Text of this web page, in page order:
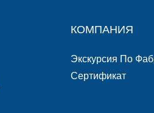
КОМПАНИЯ
Экскурсия По
Сертификат